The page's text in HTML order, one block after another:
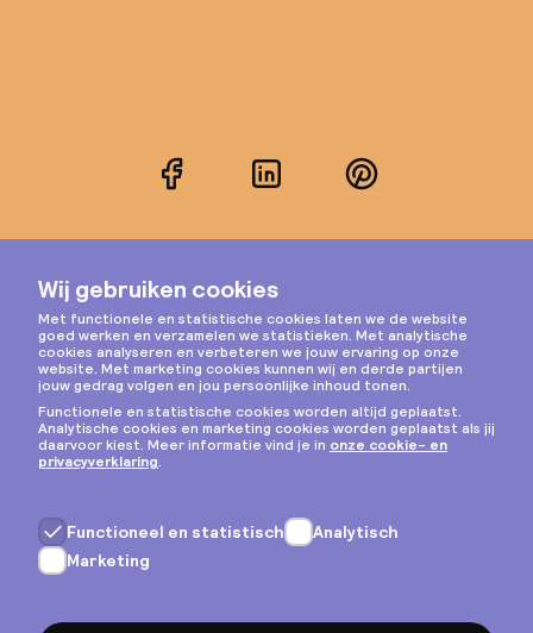
FacebookLinkedInPinterest
Instagram
Privacy & cookies
Algemene voorwaarden